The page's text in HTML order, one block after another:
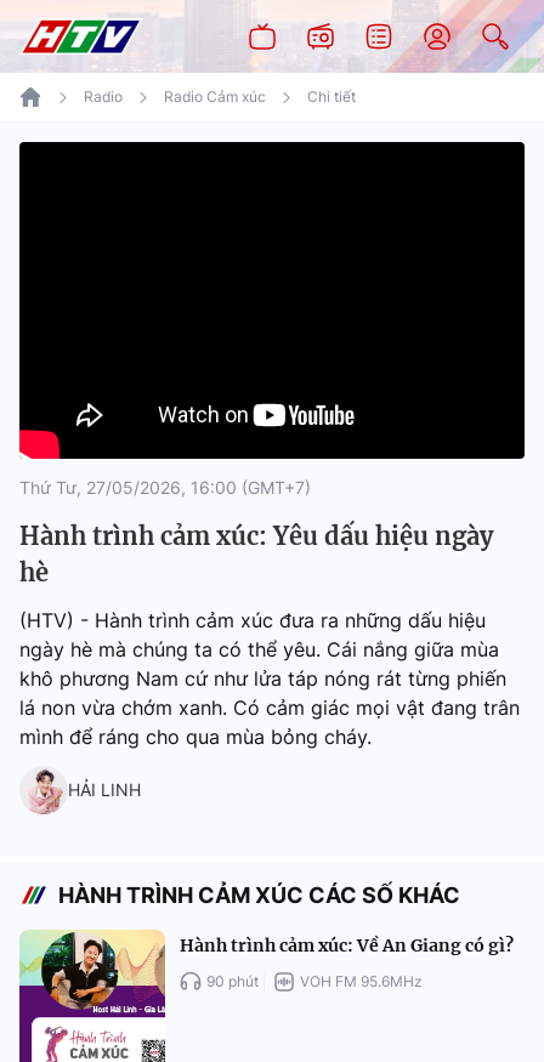
Radio Radio Cảm xúc Chi tiết
Thứ Tư, 27/05/2026, 16:00 (GMT+7)
Hành trình cảm xúc: Yêu dấu hiệu ngày
hè
(HTV) - Hành trình cảm xúc đưa ra những dấu hiệu
ngày hè mà chúng ta có thể yêu. Cái nắng giữa mùa
khô phương Nam cứ như lửa táp nóng rát từng phiến
lá non vừa chớm xanh. Có cảm giác mọi vật đang trân
mình để ráng cho qua mùa bỏng cháy.
HẢI LINH
HÀNH TRÌNH CẢM XÚC CÁC SỐ KHÁC
Hành trình cảm xúc: Về An Giang có gì?
90 phút VOH FM 95.6MHz